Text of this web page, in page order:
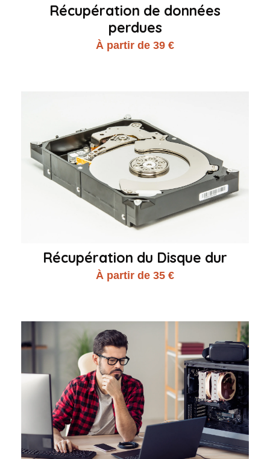
Récupération de données
perdues
À partir de 39 €
Récupération du Disque dur
À partir de 35 €